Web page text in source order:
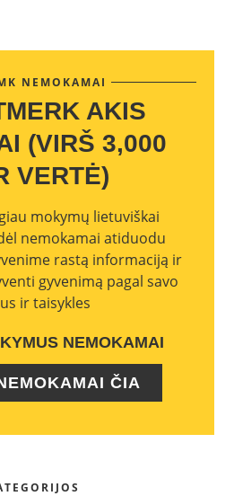
NEMOKAMAI
AKIS
(VIRŠ 3,000
VERTĖ)
mokymų lietuviškai
nemokamai atiduodu
rastą informaciją ir
gyvenimą pagal savo
ir taisykles
NEMOKAMAI
ČIA